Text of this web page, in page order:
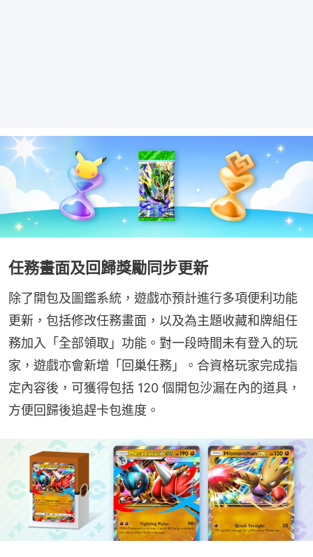
任務畫面及回歸獎勵同步更新
除了開包及圖鑑系統，遊戲亦預計進行多項便利功能
更新，包括修改任務畫面，以及為主題收藏和牌組任
務加入「全部領取」功能。對一段時間未有登入的玩
家，遊戲亦會新增「回巢任務」。合資格玩家完成指
定內容後，可獲得包括 120 個開包沙漏在內的道具，
方便回歸後追趕卡包進度。